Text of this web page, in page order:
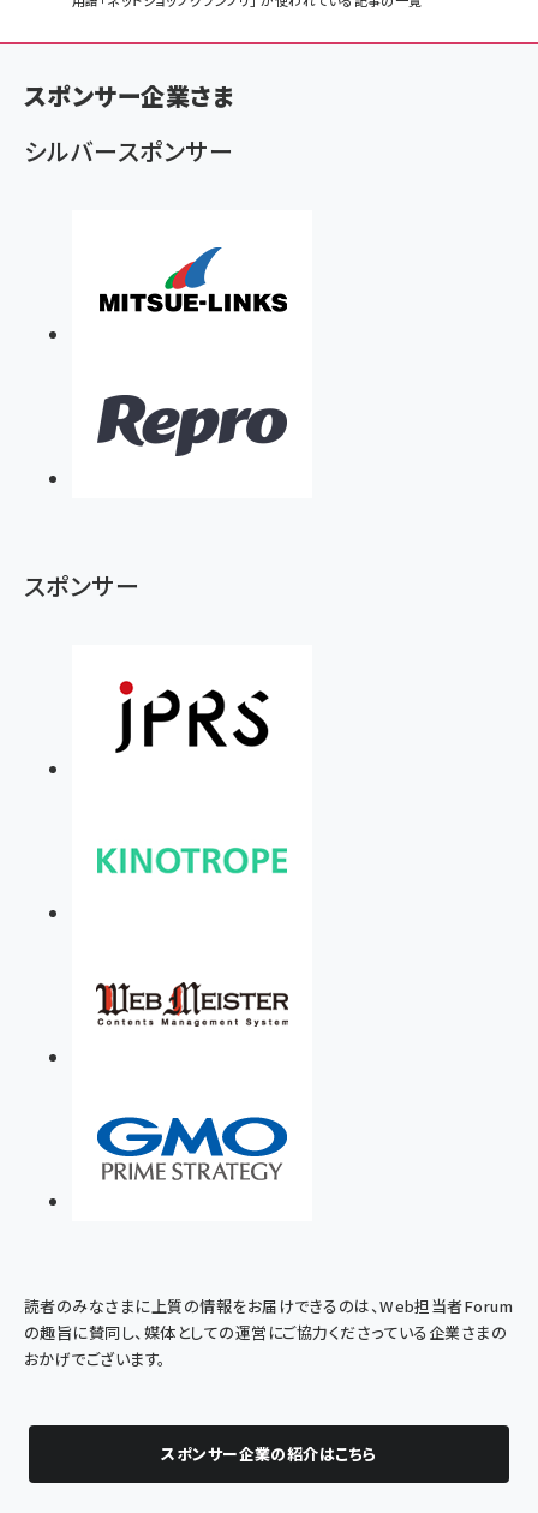
ン
く
ず
スポンサー企業さま
シルバースポンサー
スポンサー
読者のみなさまに上質の情報をお届けできるのは、Web担当者Forum
の趣旨に賛同し、媒体としての運営にご協力くださっている企業さまの
おかげでございます。
スポンサー企業の紹介はこちら